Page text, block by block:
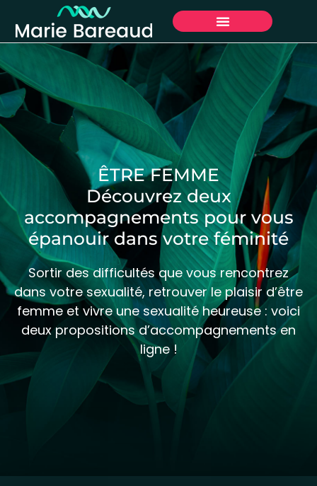
ÊTRE FEMME
Découvrez deux
accompagnements pour vous
épanouir dans votre féminité
Sortir des difficultés que vous rencontrez
dans votre sexualité, retrouver le plaisir d’être
femme et vivre une sexualité heureuse : voici
deux propositionsd’accompagnementsen
ligne !